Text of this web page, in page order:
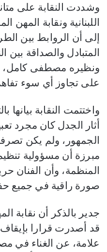
وشددت النقابة على
اللبنانية ونقابة
إلى أن الروابط بين
المتبادل والصداقة بين
ونظيره مصطفى كامل،
على تجاوز أي سوء
واختتمت النقابة بيانها
أثار الجدل كان مجرد
الجمهور، ولم يكن
مبرزة أن مسؤولية
المنظمة، وأن الفنان
صورة راقية في جميع
جدير بالذكر أن نقابة
قد أصدرت قرارا بإيقاف
علامة، عن الغناء في